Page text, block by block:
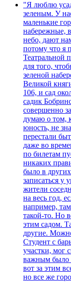
"Я люблю
зеленым. У
маленькие
набережные,
небо, дают
потому что я
Театральной
для того,
зеленой
Великой
106, и сад
садик
совершенно
думаю о том,
юность, не
перестали
даже во
по билетам
никаких
было в
записаться у
жители
на весь год,
например,
такой-то. Но
этим садом.
другие.
Студент с
участки, мог
важным было
вот за этим
но все же